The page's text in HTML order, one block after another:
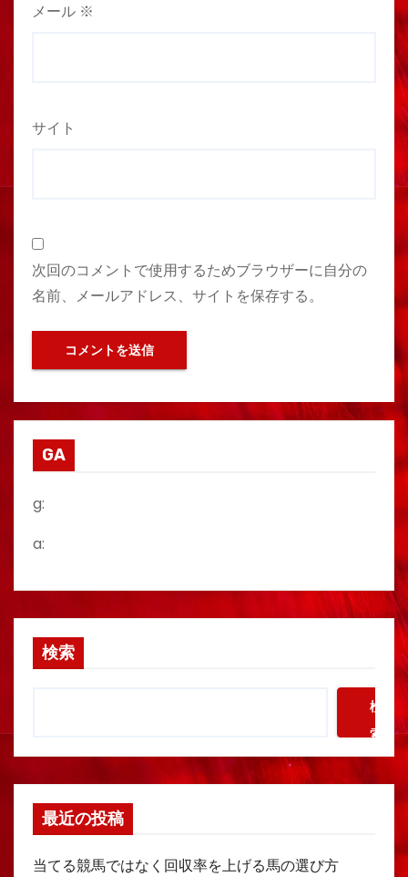
メール ※
サイト
次回のコメントで使用するためブラウザーに自分の
名前、メールアドレス、サイトを保存する。
GA
g:
a:
検索
検
索
最近の投稿
当てる競馬ではなく回収率を上げる馬の選び方